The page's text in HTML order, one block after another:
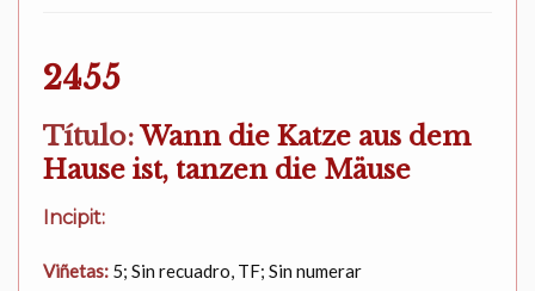
2455
Título:Wann die Katze aus dem
Hause ist, tanzen die Mäuse
Incipit:
Viñetas: 5; Sin recuadro, TF; Sin numerar